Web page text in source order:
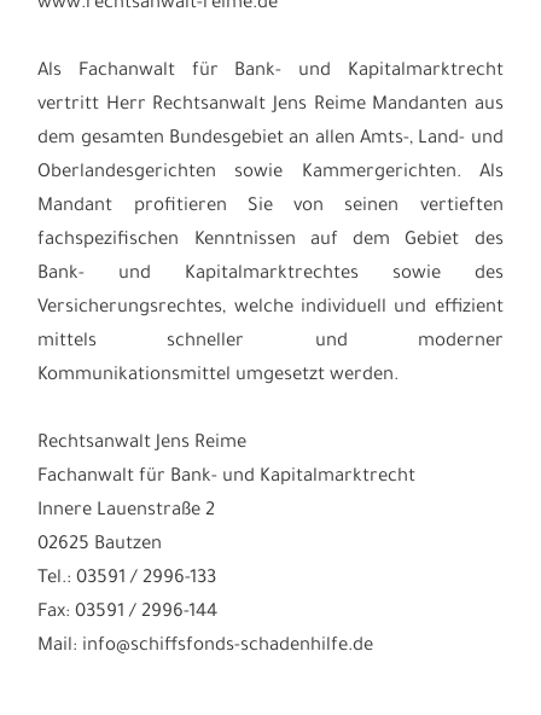
Als Fachanwalt für Bank- und Kapitalmarktrecht
vertritt Herr Rechtsanwalt Jens Reime Mandanten aus
dem gesamten Bundesgebiet an allen Amts-, Land- und
Oberlandesgerichten sowie Kammergerichten. Als
Mandant profitieren Sie von seinen vertieften
fachspezifischen Kenntnissen auf dem Gebiet des
Bank- und Kapitalmarktrechtes sowie des
Versicherungsrechtes, welche individuell und effizient
mittels schneller und moderner
Kommunikationsmittel umgesetzt werden.
Rechtsanwalt Jens Reime
Fachanwalt für Bank- und Kapitalmarktrecht
Innere Lauenstraße 2
02625 Bautzen
Tel.: 03591 / 2996-133
Fax: 03591 / 2996-144
Mail: info@schiffsfonds-schadenhilfe.de